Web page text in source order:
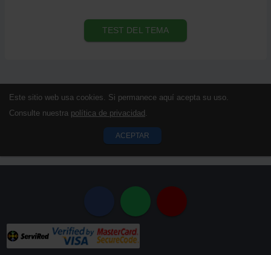
TEST DEL TEMA
Este sitio web usa cookies. Si permanece aquí acepta su uso.
Consulte nuestra política de privacidad
ACEPTAR